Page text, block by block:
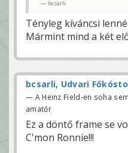
bcsarli
Tényleg kíváncsi
Mármint mind a két
bcsarli, Udvari
— A Heinz Field-en soha
amatőr
Ez a döntő frame se
C'mon Ronnie!!!